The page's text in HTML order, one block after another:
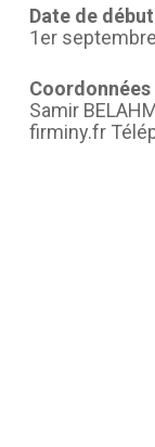
Date de
1er
Samir
firminy.fr